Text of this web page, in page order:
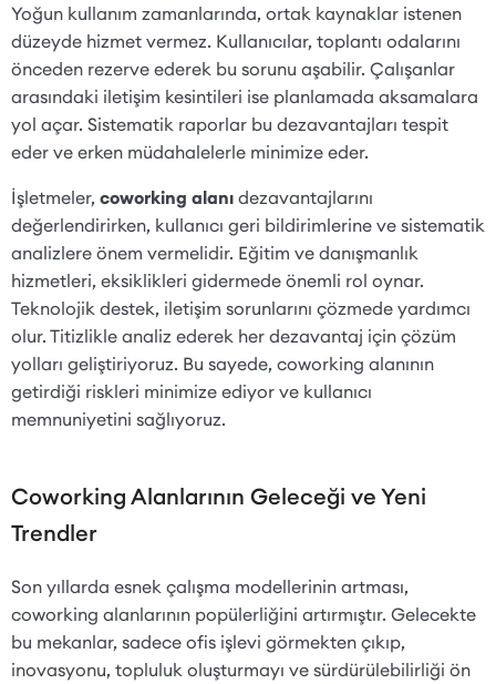
Yoğun kullanım zamanlarında, ortak kaynaklar istenen
düzeyde hizmet vermez. Kullanıcılar, toplantı odalarını
önceden rezerve ederek bu sorunu aşabilir. Çalışanlar
arasındaki iletişim kesintileri ise planlamada aksamalara
yol açar. Sistematik raporlar bu dezavantajları tespit
eder ve erken müdahalelerle minimize eder.
İşletmeler, coworking alanı dezavantajlarını
değerlendirirken, kullanıcı geri bildirimlerine ve sistematik
analizlere önem vermelidir. Eğitim ve danışmanlık
hizmetleri, eksiklikleri gidermede önemli rol oynar.
Teknolojik destek, iletişim sorunlarını çözmede yardımcı
olur. Titizlikle analiz ederek her dezavantaj için çözüm
yolları geliştiriyoruz. Bu sayede, coworking alanının
getirdiği riskleri minimize ediyor ve kullanıcı
memnuniyetini sağlıyoruz.
Coworking Alanlarının Geleceği ve Yeni
Trendler
Son yıllarda esnek çalışma modellerinin artması,
coworking alanlarının popülerliğini artırmıştır. Gelecekte
bu mekanlar, sadece ofis işlevi görmekten çıkıp,
inovasyonu, topluluk oluşturmayı ve sürdürülebilirliği ön